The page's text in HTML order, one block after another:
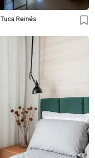
Tuca Reinés